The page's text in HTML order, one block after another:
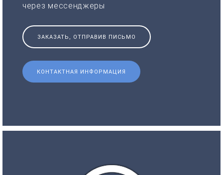
через мессенджеры
ЗАКАЗАТЬ, ОТПРАВИВ ПИСЬМО
КОНТАКТНАЯ ИНФОРМАЦИЯ